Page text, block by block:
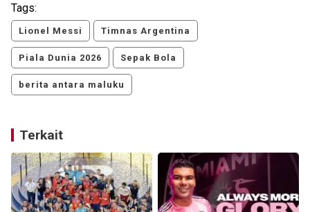
Tags:
Lionel Messi Timnas Argentina
Piala Dunia 2026 Sepak Bola
berita antara maluku
Terkait